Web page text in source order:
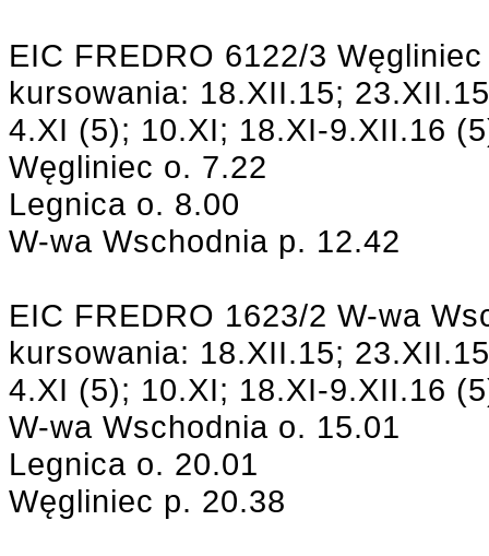
EIC FREDRO 6122/3
kursowania: 18.XII.15;
4.XI (5); 10.XI; 18.XI-9.XII.16
Węgliniec o. 7.22
Legnica o. 8.00
W-wa Wschodnia p. 12.42
EIC FREDRO 1623/2 W-wa
kursowania: 18.XII.15;
4.XI (5); 10.XI; 18.XI-9.XII.16
W-wa Wschodnia o. 15.01
Legnica o. 20.01
Węgliniec p. 20.38